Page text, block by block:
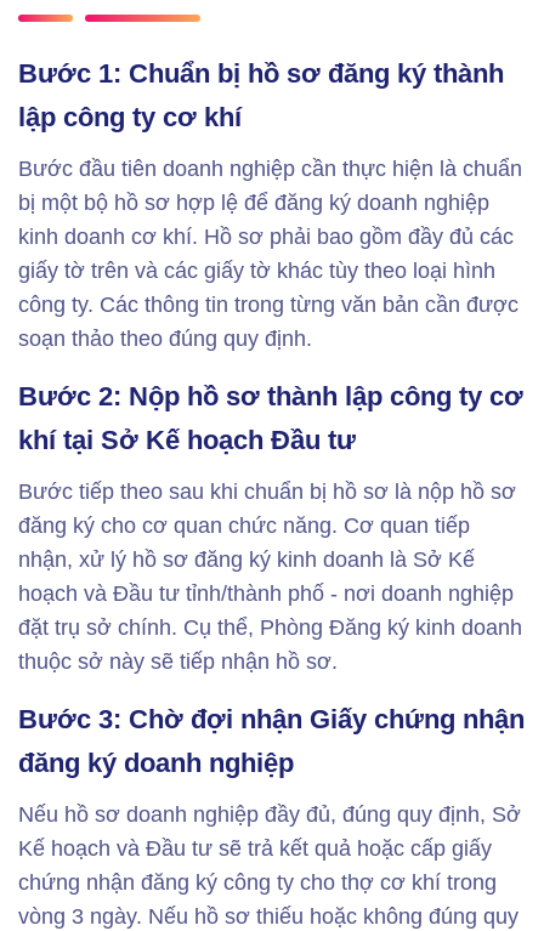
Bước 1: Chuẩn bị hồ sơ đăng ký thành
lập công ty cơ khí
Bước đầu tiên doanh nghiệp cần thực hiện là chuẩn
bị một bộ hồ sơ hợp lệ để đăng ký doanh nghiệp
kinh doanh cơ khí. Hồ sơ phải bao gồm đầy đủ các
giấy tờ trên và các giấy tờ khác tùy theo loại hình
công ty. Các thông tin trong từng văn bản cần được
soạn thảo theo đúng quy định.
Bước 2: Nộp hồ sơ thành lập công ty cơ
khí tại Sở Kế hoạch Đầu tư
Bước tiếp theo sau khi chuẩn bị hồ sơ là nộp hồ sơ
đăng ký cho cơ quan chức năng. Cơ quan tiếp
nhận, xử lý hồ sơ đăng ký kinh doanh là Sở Kế
hoạch và Đầu tư tỉnh/thành phố - nơi doanh nghiệp
đặt trụ sở chính. Cụ thể, Phòng Đăng ký kinh doanh
thuộc sở này sẽ tiếp nhận hồ sơ.
Bước 3: Chờ đợi nhận Giấy chứng nhận
đăng ký doanh nghiệp
Nếu hồ sơ doanh nghiệp đầy đủ, đúng quy định, Sở
Kế hoạch và Đầu tư sẽ trả kết quả hoặc cấp giấy
chứng nhận đăng ký công ty cho thợ cơ khí trong
vòng 3 ngày. Nếu hồ sơ thiếu hoặc không đúng quy